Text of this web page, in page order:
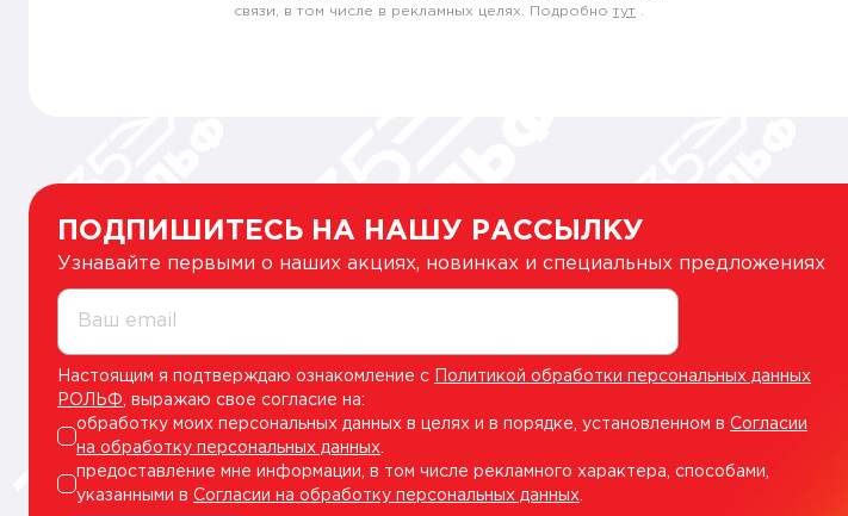
связи, в том числе в рекламных целях. Подробно тут
ПОДПИШИТЕСЬ НА НАШУ РАССЫЛКУ
Узнавайте первыми о наших акциях, новинках и специальных предложениях
Ваш email
Настоящим я подтверждаю ознакомление с
Политикой обработки персональных данных
РОЛЬФ , выражаю свое согласие на:
обработку моих персональных данных в целях и в порядке, установленном в Согласии
на обработку персональных данных
предоставление мне информации, в том числе рекламного характера, способами,
указанными в Согласии на обработку персональных данных